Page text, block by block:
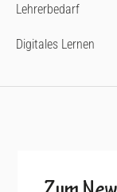
Lehrerbedarf
Digitales Lernen